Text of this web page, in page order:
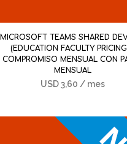
MICROSOFT TEAMS SHARED
(EDUCATION FACULTY
COMPROMISO MENSUAL CON
MENSUAL
USD3,60 / mes